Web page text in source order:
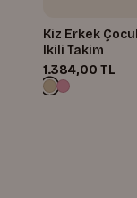
Kiz Erkek
Ikili Takim
1.384,00 TL